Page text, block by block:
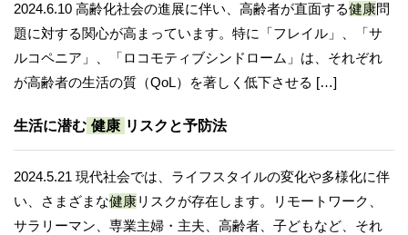
2024.6.10 高齢化社会の進展に伴い、高齢者が直面する健康問
題に対する関心が高まっています。特に「フレイル」、「サ
ルコペニア」、「ロコモティブシンドローム」は、それぞれ
が高齢者の生活の質（QoL）を著しく低下させる […]
生活に潜む 健康 リスクと予防法
2024.5.21 現代社会では、ライフスタイルの変化や多様化に伴
い、さまざまな健康リスクが存在します。リモートワーク、
サラリーマン、専業主婦・主夫、高齢者、子どもなど、それ